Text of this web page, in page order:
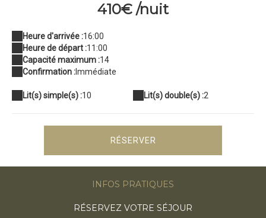
410€ /nuit
Heure d'arrivée :16:00
Heure de départ :11:00
Capacité maximum :14
Confirmation :Immédiate
Lit(s) simple(s) :10 Lit(s) double(s) :2
RÉSERVER
INFOS PRATIQUES
RÉSERVEZ VOTRE SÉJOUR